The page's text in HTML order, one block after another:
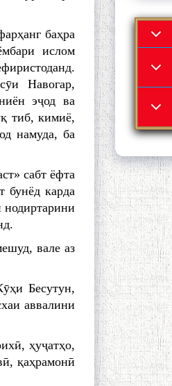
баҳра
ислом
Навогар,
эҷод ва
тиб, кимиё,
намуда, ба
сабт ёфта
бунёд карда
вале аз
Бесутун,
аввалини
ҳуҷатҳо,
қаҳрамонӣ